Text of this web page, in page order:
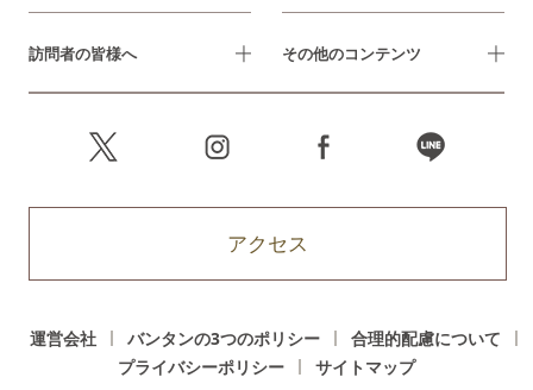
訪問者の皆様へ その他のコンテンツ
アクセス
運営会社 バンタンの3つのポリシー
合理的配慮について
プライバシーポリシー
サイトマップ